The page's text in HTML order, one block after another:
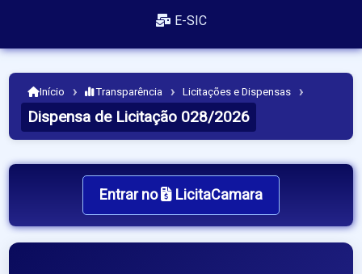
E-SIC
Início › Transparência › Licitações e Dispensas ›
Dispensa de Licitação 028/2026
Entrar no LicitaCamara